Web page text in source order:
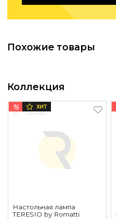
Подбор, производство и
Реализованные проекты
Похожие товары
Коллекция
% ХИТ
Настольная лампа
TERESIO by Romatti